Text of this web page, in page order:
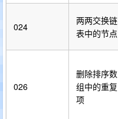
024
两两交换链
表中的节点
026
删除排序数
组中的重复
项